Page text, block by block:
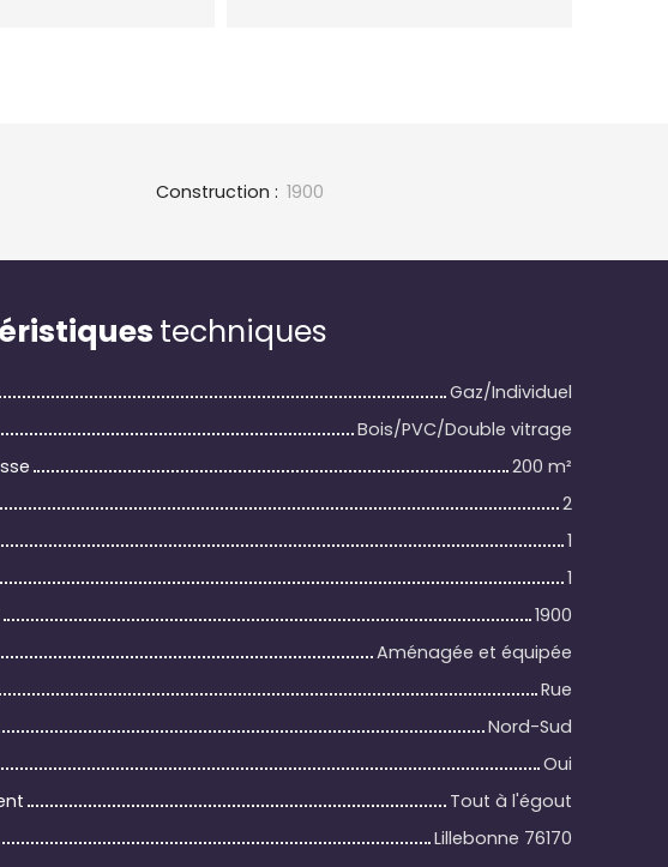
Construction : 1900
techniques
Gaz/Individuel
Bois/PVC/Double vitrage
200 m²
2
1
1
1900
Aménagée et équipée
Rue
Nord-Sud
Oui
Tout à l'égout
Lillebonne 76170